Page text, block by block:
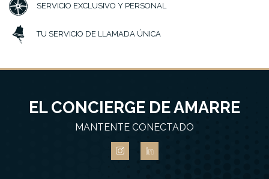
SERVICIO EXCLUSIVO Y PERSONAL
TU SERVICIO DE LLAMADA ÚNICA
EL CONCIERGE DE AMARRE
MANTENTE CONECTADO